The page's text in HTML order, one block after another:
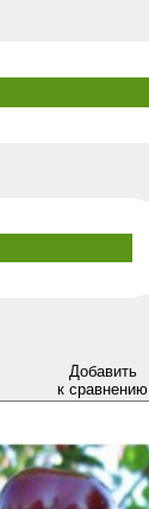
Добавить
к сравнению